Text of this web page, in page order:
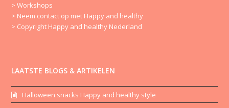
> Workshops
> Neem contact op met Happy and healthy
> Copyright Happy and healthy Nederland
LAATSTE BLOGS & ARTIKELEN
Halloween snacks Happy and healthy style